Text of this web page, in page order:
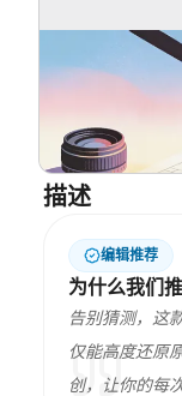
博客
更新
描述
编辑推荐
为什么我们
告别猜测，这
仅能高度还原
创，让你的每